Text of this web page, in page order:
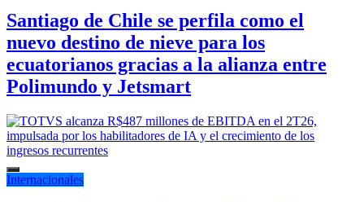
Santiago de Chile se perfila como el
nuevo destino de nieve para los
ecuatorianos gracias a la alianza entre
Polimundo y Jetsmart
Internacionales